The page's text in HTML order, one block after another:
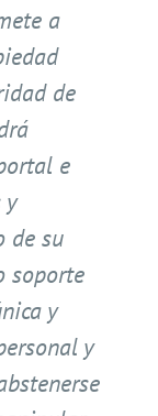
a
de
e
de su
soporte
y
y